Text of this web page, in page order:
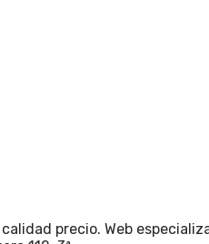
precio. Web